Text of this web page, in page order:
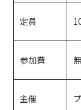
定員
参加費
主催